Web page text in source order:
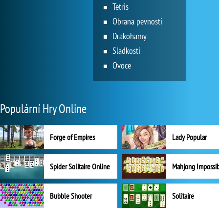
Tetris
Obrana pevnosti
Drakohamy
Sladkosti
Ovoce
Populární Hry Online
Forge of Empires Lady Popular
Spider Solitaire Online Mahjong
Bubble Shooter Solitaire